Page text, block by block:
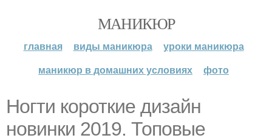
МАНИКЮР
главная виды маникюра
уроки маникюра
маникюр в домашних условиях
фото
Ногти короткие дизайн
новинки 2019. Топовые